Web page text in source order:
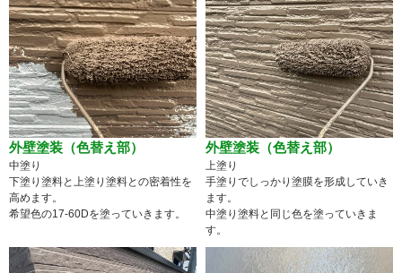
外壁塗装（色替え部）
中塗り
下塗り塗料と上塗り塗料との密着性を
高めます。
希望色の17-60Dを塗っていきます。
外壁塗装（色替え部）
上塗り
手塗りでしっかり塗膜を形成していき
ます。
中塗り塗料と同じ色を塗っていきま
す。